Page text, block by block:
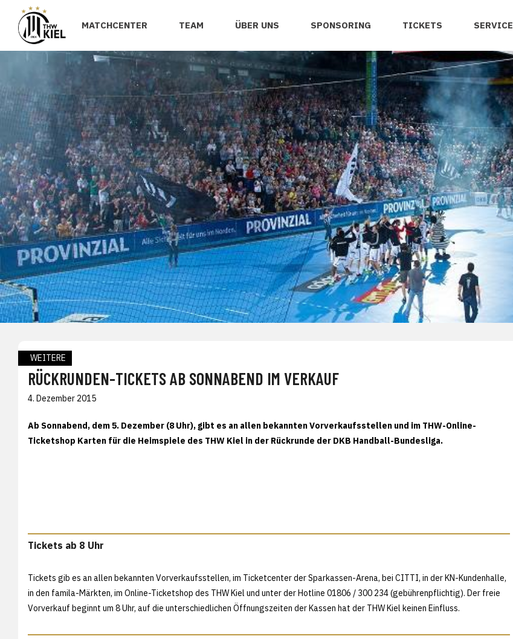
MATCHCENTER TEAM ÜBER UNS SPONSORING TICKETS SERVICE
WEITERE
RÜCKRUNDEN-TICKETS AB SONNABEND IM VERKAUF
4. Dezember 2015
Ab Sonnabend, dem 5. Dezember (8 Uhr), gibt es an allen bekannten Vorverkaufsstellen und im THW-Online-
Ticketshop Karten für die Heimspiele des THW Kiel in der Rückrunde der DKB Handball-Bundesliga.
Tickets ab 8 Uhr
Tickets gib es an allen bekannten Vorverkaufsstellen, im Ticketcenter der Sparkassen-Arena, bei CITTI, in der KN-Kundenhalle,
in den famila-Märkten, im Online-Ticketshop des THW Kiel und unter der Hotline 01806 / 300 234 (gebührenpflichtig). Der freie
Vorverkauf beginnt um 8 Uhr, auf die unterschiedlichen Öffnungszeiten der Kassen hat der THW Kiel keinen Einfluss.